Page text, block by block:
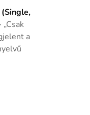
„Csak
a